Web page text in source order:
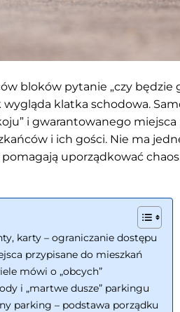
bloków pytanie „czy będzie
wygląda klatka schodowa.
i gwarantowanego
i ich gości. Nie ma
uporządkować
karty – ograniczanie dostępu
przypisane do mieszkań
mówi o „obcych”
i „martwe dusze” parkingu
parking – podstawa porządku